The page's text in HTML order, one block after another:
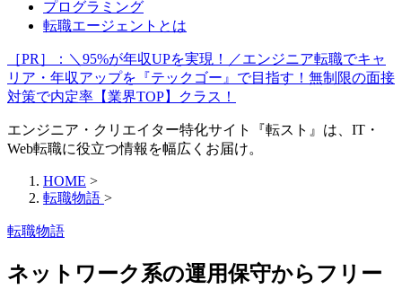
プログラミング
転職エージェントとは
［PR］：＼95%が年収UPを実現！／エンジニア転職でキャ
リア・年収アップを『テックゴー』で目指す！無制限の面接
対策で内定率【業界TOP】クラス！
エンジニア・クリエイター特化サイト『転スト』は、IT・
Web転職に役立つ情報を幅広くお届け。
HOME >
転職物語 >
転職物語
ネットワーク系の運用保守からフリー